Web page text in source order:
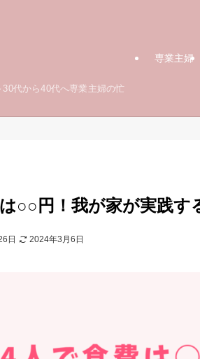
代から40代へ専業主婦の忙
専業主婦
○○円！我が家が実践す
日 2024年3月6日